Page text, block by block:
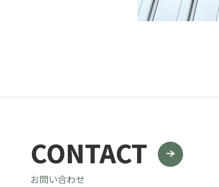
CONTACT
お問い合わせ